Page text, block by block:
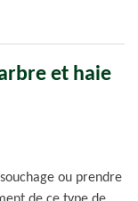
et haie
ou prendre